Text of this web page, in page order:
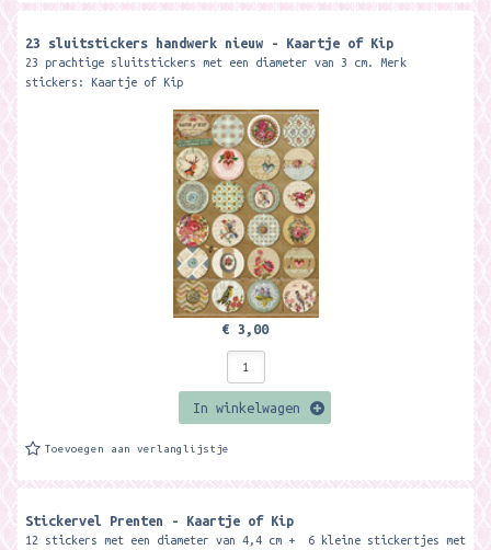
23 sluitstickers handwerk nieuw - Kaartje of Kip
23 prachtige sluitstickers met een diameter van 3 cm. Merk
stickers: Kaartje of Kip
€ 3,00
In winkelwagen
Toevoegen aan verlanglijstje
Stickervel Prenten - Kaartje of Kip
12 stickers met een diameter van 4,4 cm + 6 kleine stickertjes met